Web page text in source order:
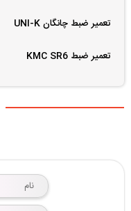
تعمیر ضبط چانگان UNI-K
تعمیر ضبط KMC SR6